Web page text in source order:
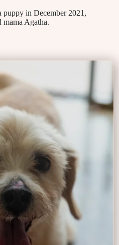
puppy in December 2021,
mama Agatha.